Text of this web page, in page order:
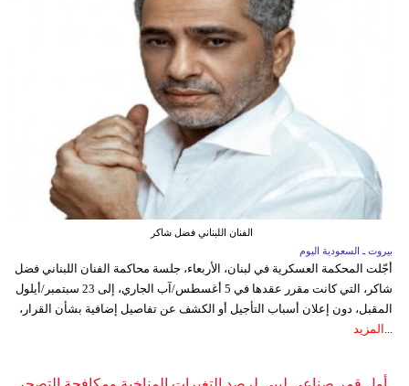
الفنان اللبناني فضل شاكر
بيروت ـ السعودية اليوم
أجّلت المحكمة العسكرية في لبنان، الأربعاء، جلسة محاكمة الفنان اللبناني فضل
شاكر، التي كانت مقرر عقدها في 5 أغسطس/آب الجاري، إلى 23 سبتمبر/أيلول
المقبل، دون إعلان أسباب التأجيل أو الكشف عن تفاصيل إضافية بشأن القرار،
... المزيد